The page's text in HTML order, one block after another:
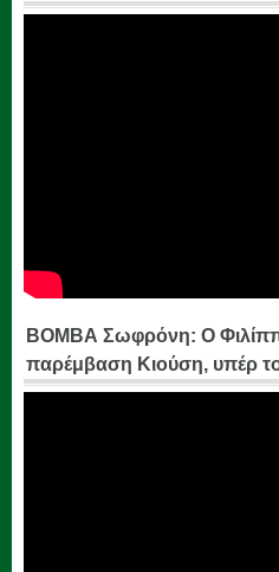
ΒΟΜΒΑ Σωφρόνη: Ο
παρέμβαση Κιούση, υπέρ